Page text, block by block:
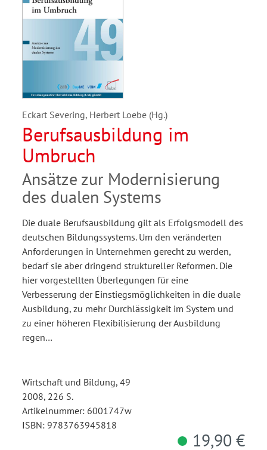
Eckart Severing, Herbert Loebe (Hg.)
Berufsausbildung im
Umbruch
Ansätze zur Modernisierung
des dualen Systems
Die duale Berufsausbildung gilt als Erfolgsmodell des
deutschen Bildungssystems. Um den veränderten
Anforderungen in Unternehmen gerecht zu werden,
bedarf sie aber dringend struktureller Reformen. Die
hier vorgestellten Überlegungen für eine
Verbesserung der Einstiegsmöglichkeiten in die duale
Ausbildung, zu mehr Durchlässigkeit im System und
zu einer höheren Flexibilisierung der Ausbildung
regen…
Wirtschaft und Bildung, 49
2008, 226 S.
Artikelnummer: 6001747w
ISBN: 9783763945818
19,90 €